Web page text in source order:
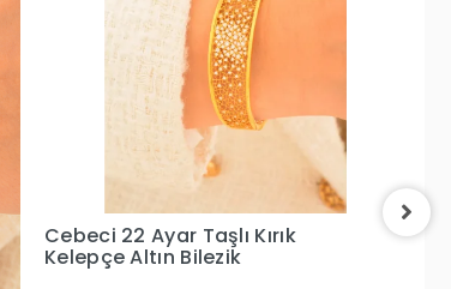
Cebeci 14 Ayar İşlemeli Kelepçe
Bilezik